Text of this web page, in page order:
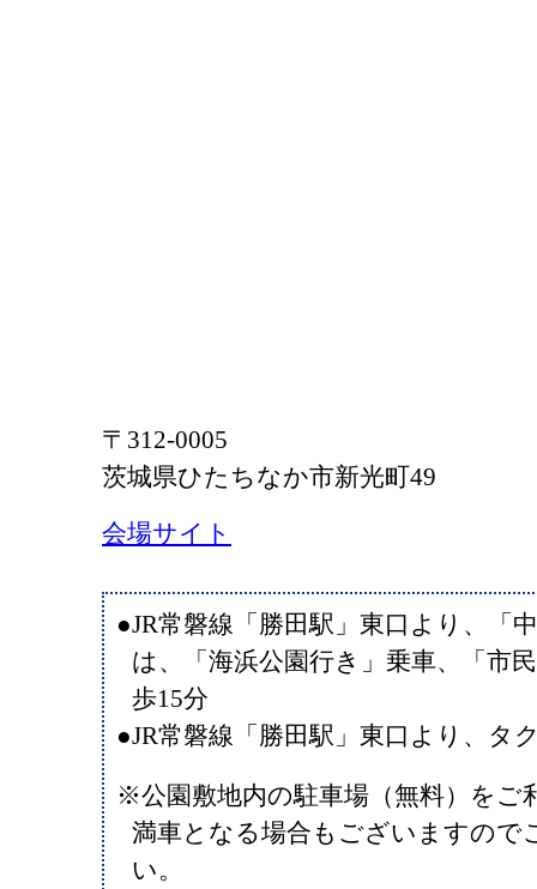
〒312-0005
茨城県ひたちなか市新光町49
会場サイト
●JR常磐線「勝田駅」東口より、「
は、「海浜公園行き」乗車、「市
歩15分
●JR常磐線「勝田駅」東口より、タ
※公園敷地内の駐車場（無料）をご
満車となる場合もございますので
い。